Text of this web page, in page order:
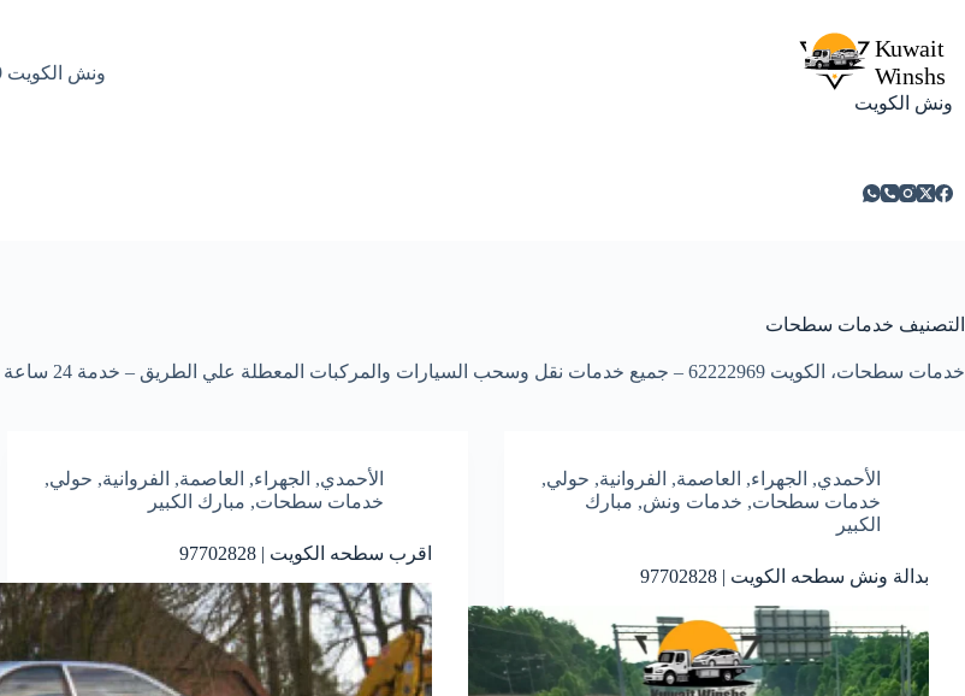
المحتوى
ونش الكويت
ونش الكويت 62222969 باقل الاسعار
التصنيف خدمات سطحات
خدمات سطحات، الكويت 62222969 – جميع خدمات نقل وسحب السيارات والمركبات المعطلة علي الطريق – خدمة 24 ساعة علي مدار الأسبوع.
الأحمدي, الجهراء, العاصمة, الفروانية, حولي,
خدمات سطحات, خدمات ونش, مبارك
الكبير
بدالة ونش سطحه الكويت | 97702828
الأحمدي, الجهراء, العاصمة, الفروانية, حولي,
خدمات سطحات, مبارك الكبير
اقرب سطحه الكويت | 97702828